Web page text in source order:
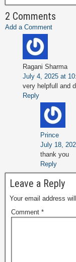
2 Comments
Add a Comment
Ragani Sharma
July 4, 2025 at
very helpfull and
Reply
Prince
July 18,
thank you
Reply
Leave a Reply
Your email address
Comment *